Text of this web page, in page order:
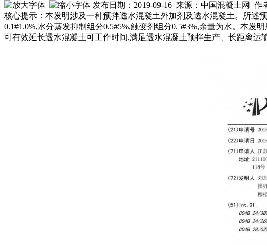
发布日期：2019-09-16 来源：中国混凝
核心提示：本发明涉及一种预拌透水混凝土外加剂及透水混凝土。所述
0.1#1.0%,水分蒸发抑制组分0.5#5%,触变剂组分0.5#3%,余量为水。本
可有效延长透水混凝土可工作时间,满足透水混凝土预拌生产、长距离运